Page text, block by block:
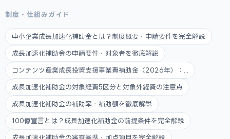
制度・仕組みガイド
中小企業成長加速化補助金とは？制度概要・申請要件を完全解説
成長加速化補助金の申請要件・対象者を徹底解説
コンテンツ産業成長投資支援事業費補助金（2026年）：...
成長加速化補助金の対象経費5区分と対象外経費の注意点
成長加速化補助金の補助率・補助額を徹底解説
100億宣言とは？成長加速化補助金の前提条件を完全解説
成長加速化補助金の審査基準・加点項目を完全解説